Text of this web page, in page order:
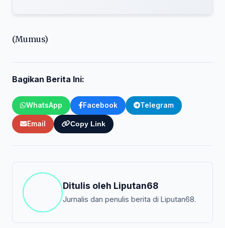
(Mumus)
Bagikan Berita Ini:
WhatsApp Facebook Telegram
Email Copy Link
Ditulis oleh Liputan68
Jurnalis dan penulis berita di Liputan68.